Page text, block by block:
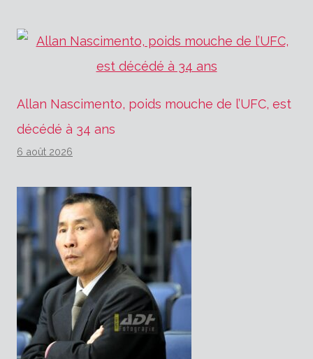
Allan Nascimento, poids mouche de l’UFC, est
décédé à 34 ans
6 août 2026